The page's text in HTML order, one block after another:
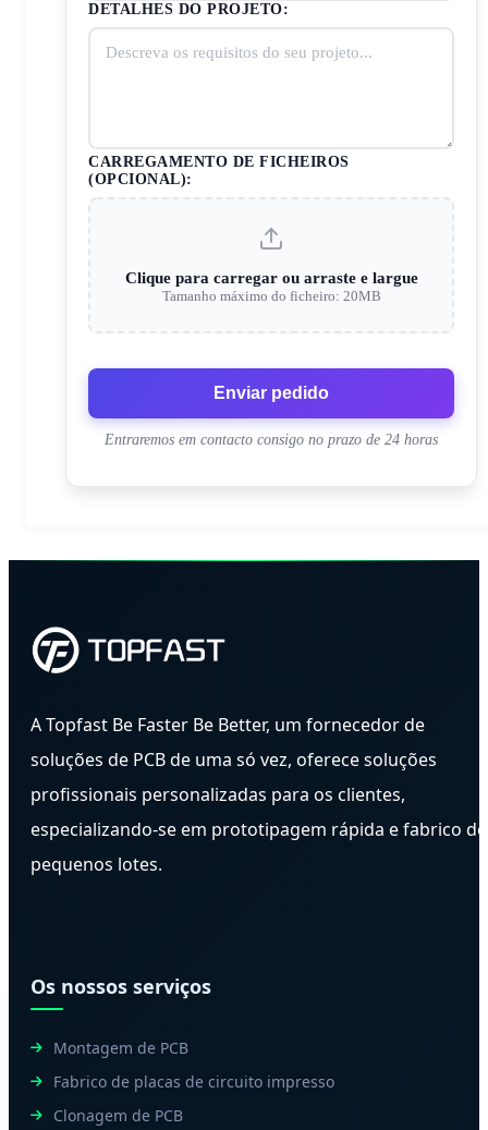
DETALHES DO PROJETO:
CARREGAMENTO DE FICHEIROS
(OPCIONAL):
Clique para carregar ou arraste e largue
Tamanho máximo do ficheiro: 20MB
Enviar pedido
Entraremos em contacto consigo no prazo de 24 horas
A Topfast Be Faster Be Better, um fornecedor de
soluções de PCB de uma só vez, oferece soluções
profissionais personalizadas para os clientes,
especializando-se em prototipagem rápida e fabrico de
pequenos lotes.
Os nossos serviços
Montagem de PCB
Fabrico de placas de circuito impresso
Clonagem de PCB